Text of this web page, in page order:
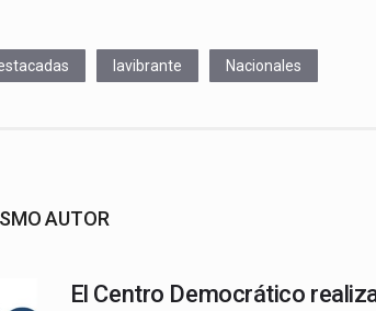
lavibrante Nacionales
AUTOR
El Centro Democrático